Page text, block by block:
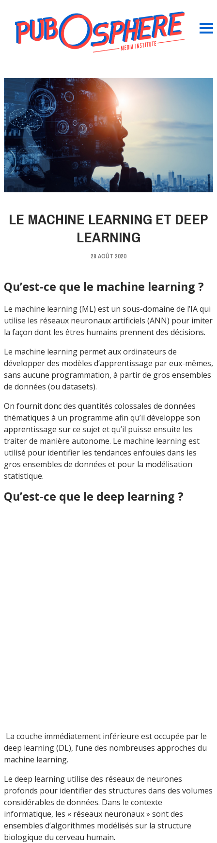
LE MACHINE LEARNING ET DEEP
LEARNING
28 AOÛT 2020
Qu’est-ce que le machine learning ?
Le machine learning (ML) est un sous-domaine de l’IA qui
utilise les réseaux neuronaux artificiels (ANN) pour imiter
la façon dont les êtres humains prennent des décisions.
Le machine learning permet aux ordinateurs de
développer des modèles d’apprentissage par eux-mêmes,
sans aucune programmation, à partir de gros ensembles
de données (ou datasets).
On fournit donc des quantités colossales de données
thématiques à un programme afin qu’il développe son
apprentissage sur ce sujet et qu’il puisse ensuite les
traiter de manière autonome. Le machine learning est
utilisé pour identifier les tendances enfouies dans les
gros ensembles de données et pour la modélisation
statistique.
Qu’est-ce que le deep learning ?
La couche immédiatement inférieure est occupée par le
deep learning (DL), l’une des nombreuses approches du
machine learning.
Le deep learning utilise des réseaux de neurones
profonds pour identifier des structures dans des volumes
considérables de données. Dans le contexte
informatique, les « réseaux neuronaux » sont des
ensembles d’algorithmes modélisés sur la structure
biologique du cerveau humain.